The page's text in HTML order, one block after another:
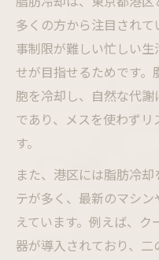
準
脂肪冷却 東京
理想体型を目指す
脂肪冷却で部
脂肪冷却の施
脂肪冷却 都度
部分痩せなら脂肪
多くの方から注目され
事制限が難しい忙しい
せが目指せるためです
胞を冷却し、自然な代
であり、メスを使わず
す。
また、港区には脂肪冷
テが多く、最新のマシ
えています。例えば、
器が導入されており、